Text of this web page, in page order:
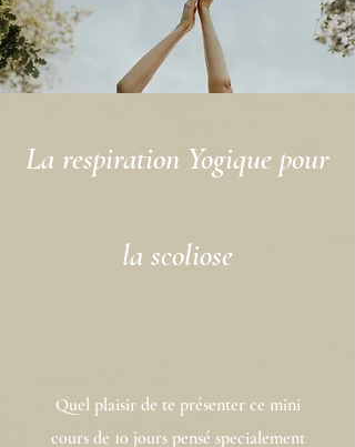
La respiration Yogique pour
la scoliose
Quel plaisir de te présenter ce mini
cours de 10 jours pensé specialement